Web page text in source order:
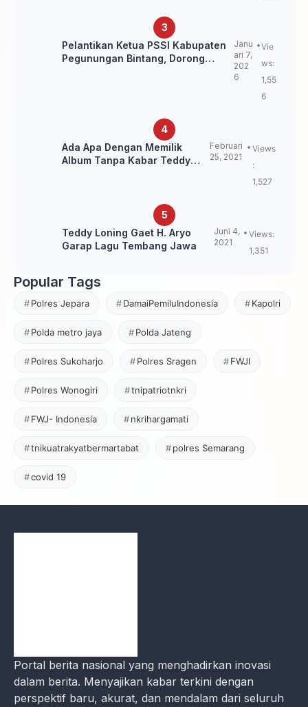
Pelantikan Ketua PSSI Kabupaten
Pegunungan Bintang, Dorong
Janu
ari 7,
202
6
Vie
ws:
1,55
6
Ada Apa Dengan Memilik
Album Tanpa Kabar Teddy
Februari
25, 2021
Views
:
1,527
Teddy Loning Gaet H. Aryo
Garap Lagu Tembang Jawa
Juni 4,
2021
Views:
1,351
Popular Tags
Polres Jepara DamaiPemiluIndonesia Kapolri
Polda metro jaya Polda Jateng
Polres Sukoharjo Polres Sragen FWJI
Polres Wonogiri tnipatriotnkri
FWJ- Indonesia nkrihargamati
tnikuatrakyatbermartabat polres Semarang
covid 19
Pedoman Media Siber Kode Etik Karir
Disclaimer